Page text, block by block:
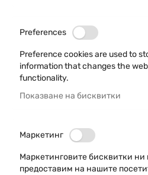
Preferences
Preference cookies are used to
information that changes the
functionality.
Показване на бисквитки
Маркетинг
Маркетинговите бисквитки ни
предоставим на нашите